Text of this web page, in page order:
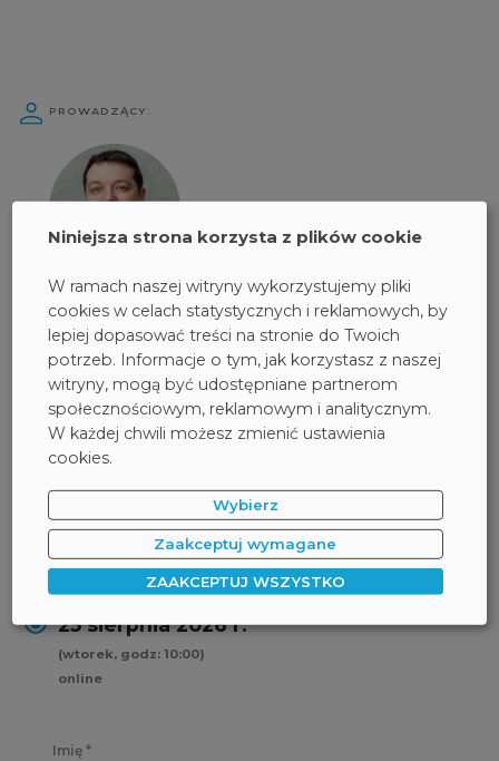
PROWADZĄCY:
Spiecha
cybersecurity presales
engineer
CZAS TRWANIA WYDARZENIA:
FORMULARZ REJESTRACYJNY:
25 sierpnia 2026 r.
(wtorek, godz: 10:00)
online
Imię
Niniejsza strona korzysta z plików cookie
W ramach naszej witryny wykorzystujemy pliki
cookies w celach statystycznych i reklamowych, by
lepiej dopasować treści na stronie do Twoich
potrzeb. Informacje o tym, jak korzystasz z naszej
witryny, mogą być udostępniane partnerom
społecznościowym, reklamowym i analitycznym.
W każdej chwili możesz zmienić ustawienia
cookies.
Wybierz
Zaakceptuj wymagane
ZAAKCEPTUJ WSZYSTKO